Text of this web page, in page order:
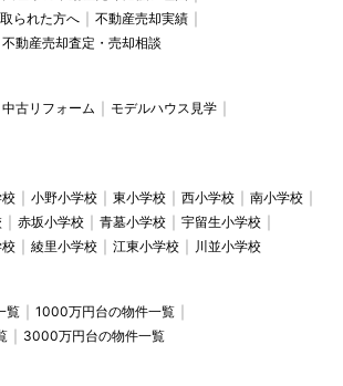
られた方へ
不動産売却実績
不動産売却査定・売却相談
中古リフォーム
モデルハウス見学
小野小学校 東小学校 西小学校
南小学校
赤坂小学校 青墓小学校
宇留生小学校
綾里小学校 江東小学校 川並小学校
覧
1000万円台の物件一覧
3000万円台の物件一覧